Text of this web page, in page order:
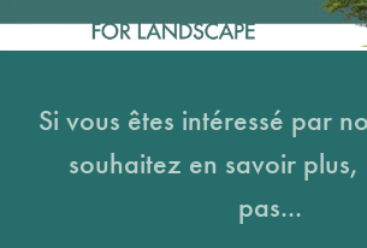
Si vous êtes intéressé par
souhaitez en savoir plus,
pas...